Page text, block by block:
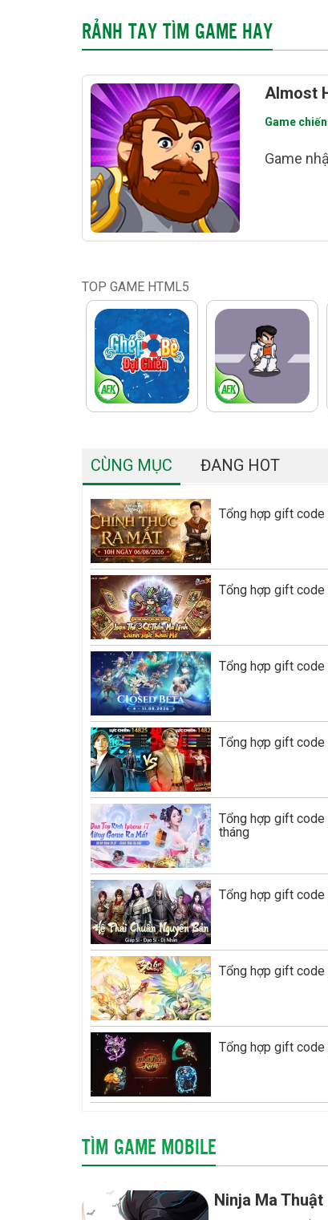
RẢNH TAY TÌM GAME HAY
Almost
Game
Game
TOP GAME HTML5
CÙNG MỤC ĐANG HOT
Tổng hợp gift code
Tổng hợp gift code
Tổng hợp gift code
Tổng hợp gift code
Tổng hợp gift
tháng
Tổng hợp gift code
Tổng hợp gift code
Tổng hợp gift code
TÌM GAME MOBILE
Ninja Ma Thuật